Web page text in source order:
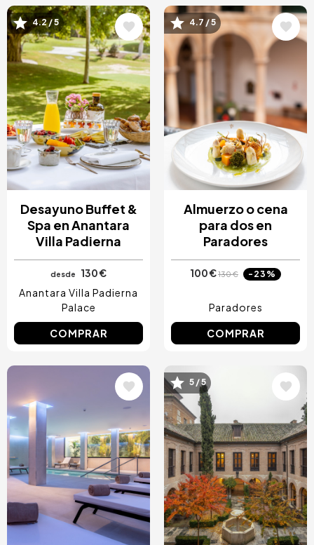
Image
4.2 / 5
Desayuno Buffet &
Spa en Anantara
Villa Padierna
desde
130 €
Anantara Villa Padierna
Palace
COMPRAR
Image
4.7 / 5
Almuerzo o cena
para dos en
Paradores
100 €130 € -23%
Paradores
COMPRAR
Image Image
5 / 5